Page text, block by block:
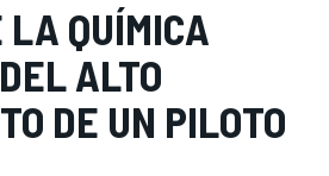
LA QUÍMICA
ALTO
DE UN PILOTO